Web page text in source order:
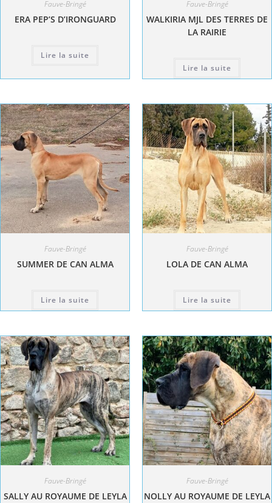
Fauve-Bringé
ERA PEP’S D’IRONGUARD
Lire la suite
Fauve-Bringé
WALKIRIA MJL DES TERRES DE
LA RAIRIE
Lire la suite
Fauve-Bringé
SUMMER DE CAN ALMA
Lire la suite
Fauve-Bringé
LOLA DE CAN ALMA
Lire la suite
Fauve-Bringé
SALLY AU ROYAUME DE LEYLA
Fauve-Bringé
NOLLY AU ROYAUME DE LEYLA